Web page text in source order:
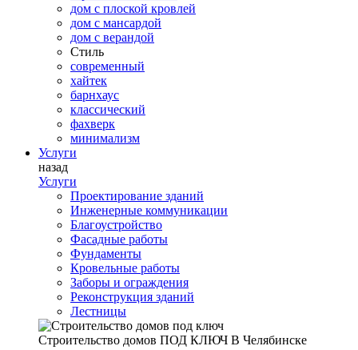
дом с плоской кровлей
дом с мансардой
дом с верандой
Стиль
современный
хайтек
барнхаус
классический
фахверк
минимализм
Услуги
назад
Услуги
Проектирование зданий
Инженерные коммуникации
Благоустройство
Фасадные работы
Фундаменты
Кровельные работы
Заборы и ограждения
Реконструкция зданий
Лестницы
Строительство домов ПОД КЛЮЧ В Челябинске